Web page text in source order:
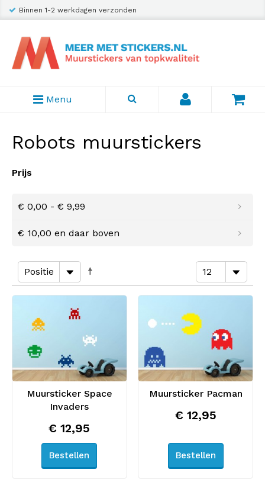
Binnen 1-2 werkdagen verzonden
Menu
Robots muurstickers
Prijs
€ 0,00 - € 9,99
€ 10,00 en daar boven
Muursticker Space
Invaders
€ 12,95
Bestellen
Muursticker Pacman
€ 12,95
Bestellen